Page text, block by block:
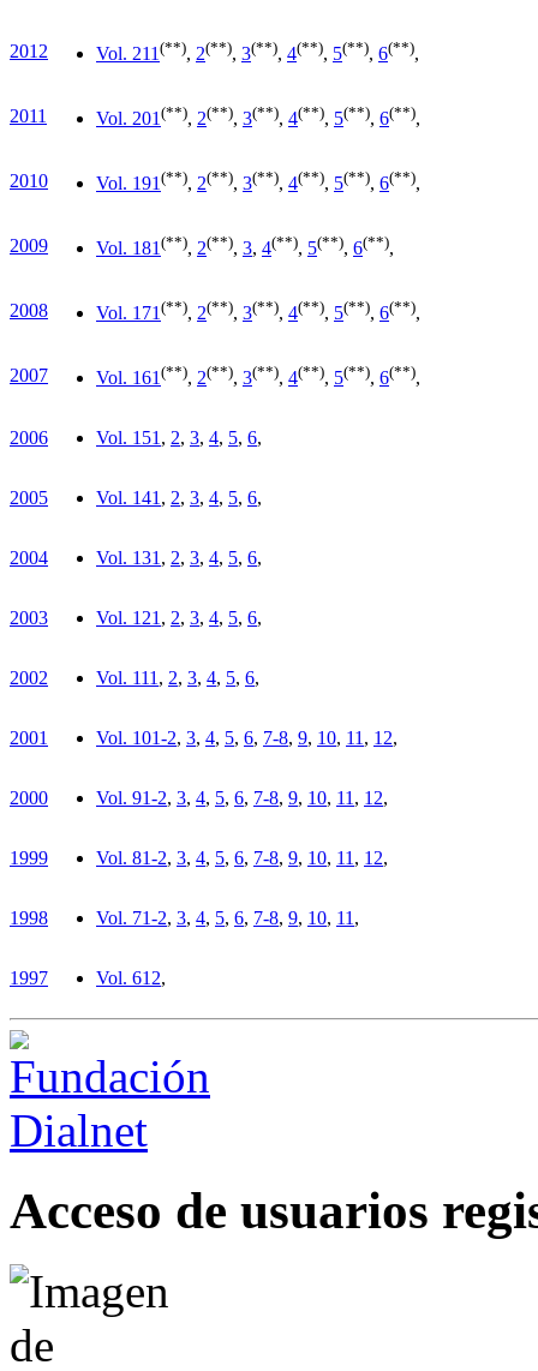
2012 Vol. 211 (**), 2(**), 3(**), 4(**), 5(**), 6(**),
2011 Vol. 201 (**), 2(**), 3(**), 4(**), 5(**), 6(**),
2010 Vol. 191 (**), 2(**), 3(**), 4(**), 5(**), 6(**),
2009 Vol. 181 (**), 2(**), 3, 4(**), 5(**), 6(**),
2008 Vol. 171 (**), 2(**), 3(**), 4(**), 5(**), 6(**),
2007 Vol. 161 (**), 2(**), 3(**), 4(**), 5(**), 6(**),
2006 Vol. 151 , 2, 3, 4, 5, 6,
2005 Vol. 141 , 2, 3, 4, 5, 6,
2004 Vol. 131 , 2, 3, 4, 5, 6,
2003 Vol. 121 , 2, 3, 4, 5, 6,
2002 Vol. 111 , 2, 3, 4, 5, 6,
2001 Vol. 101-2, 3, 4, 5, 6, 7-8, 9, 10, 11 , 12,
2000 Vol. 91-2, 3, 4, 5, 6, 7-8, 9, 10, 11 , 12,
1999 Vol. 81-2, 3, 4, 5, 6, 7-8, 9, 10, 11 , 12,
1998 Vol. 71-2, 3, 4, 5, 6, 7-8, 9, 10, 11 ,
1997 Vol. 612,
Acceso de usuarios